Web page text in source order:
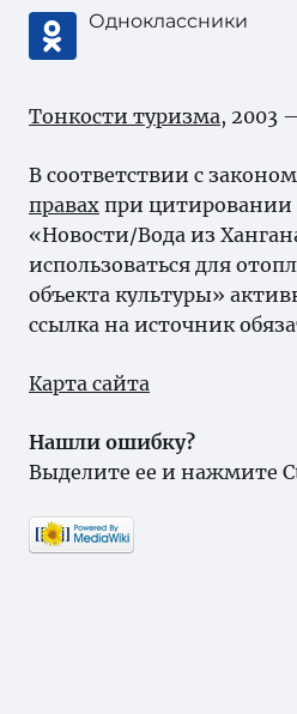
Одноклассники
Тонкости туризма, 2003
В соответствии с
правах при цитировании
«Новости/Вода из
использоваться для
объекта культуры»
ссылка на источник
Карта сайта
Нашли ошибку?
Выделите ее и нажмите